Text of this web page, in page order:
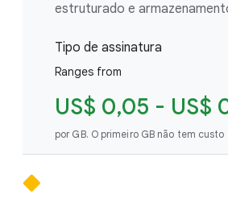
estruturado e
Tipo de assinatura
Ranges from
US$ 0,05 - US$
por GB. O primeiro GB não tem